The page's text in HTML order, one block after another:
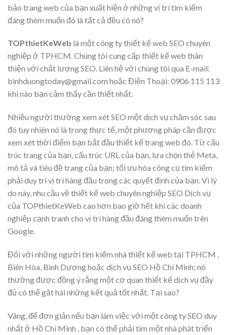
bảo trang web của bạn xuất hiện ở những vị trí tìm kiếm
đáng thèm muốn đó là tất cả đều có nó?
TOPthietKeWeb là một công ty thiết kế web SEO chuyên
nghiệp ở TPHCM. Chúng tôi cung cấp thiết kế web thân
thiện với chất lượng SEO. Liên hệ với chúng tôi qua E-mail:
binhduongtoday@gmail.com hoặc Điện Thoại: 0906 115 113
khi nào bạn cảm thấy cần thiết nhất.
Nhiều người thường xem xét SEO một dịch vụ chăm sóc sau
đó tuy nhiên nó là trong thực tế, một phương pháp cần được
xem xét thời điểm bạn bắt đầu thiết kế trang web đó. Từ cấu
trúc trang của bạn, cấu trúc URL của bạn, lựa chọn thẻ Meta,
mô tả và tiêu đề trang của bạn; tối ưu hóa công cụ tìm kiếm
phải duy trì vị trí hàng đầu trong các quyết định của bạn. Vì lý
do này, nhu cầu về thiết kế web chuyên nghiệp SEO Dịch vụ
của TOPthietKeWeb cao hơn bao giờ hết khi các doanh
nghiệp cạnh tranh cho vị trí hàng đầu đáng thèm muốn trên
Google.
Đối với những người tìm kiếm nhà thiết kế web tại TPHCM ,
Biên Hòa, Bình Dương hoặc dịch vụ SEO Hồ Chí Minh; nó
thường được đồng ý rằng một cơ quan thiết kế dịch vụ đầy
đủ có thể gặt hái những kết quả tốt nhất. Tại sao?
Vâng, để đơn giản nếu bạn làm việc với một công ty SEO duy
nhất ở Hồ Chí Minh , bạn có thể phải tìm một nhà phát triển